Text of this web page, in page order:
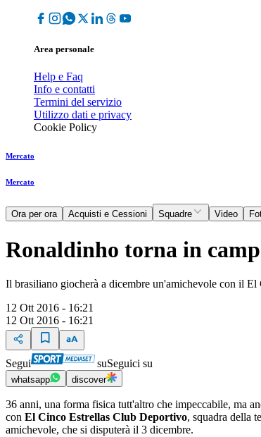
Area personale
Help e Faq
Info e contatti
Termini del servizio
Utilizzo dati e privacy
Cookie Policy
Mercato
Mercato
Ora per ora Acquisti e Cessioni Squadre Video
Ronaldinho torna in
Il brasiliano giocherà a dicembre un'amichevole con il
12 Ott 2016 - 16:21
12 Ott 2016 - 16:21
Segui suSeguici su
whatsapp discover
36 anni, una forma fisica tutt'altro che impeccabile, ma
con El Cinco Estrellas Club Deportivo, squadra della
amichevole, che si disputerà il 3 dicembre.